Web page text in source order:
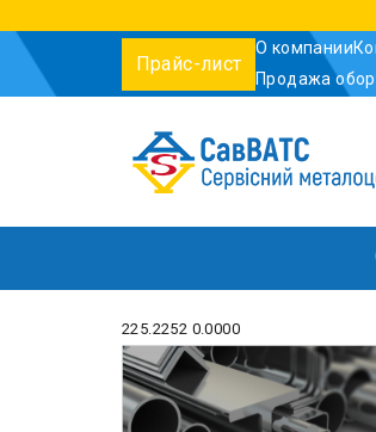
Прайс-лист
О компании
Продажа
225.2252 0.0000